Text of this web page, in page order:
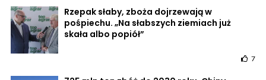
Rzepak słaby, zboża dojrzewają w
pośpiechu. „Na słabszych ziemiach już
skała albo popiół”
7